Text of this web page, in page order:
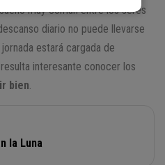
muy común entre los seres
diario no puede llevarse
estará cargada de
interesante conocer los
bien
la Luna